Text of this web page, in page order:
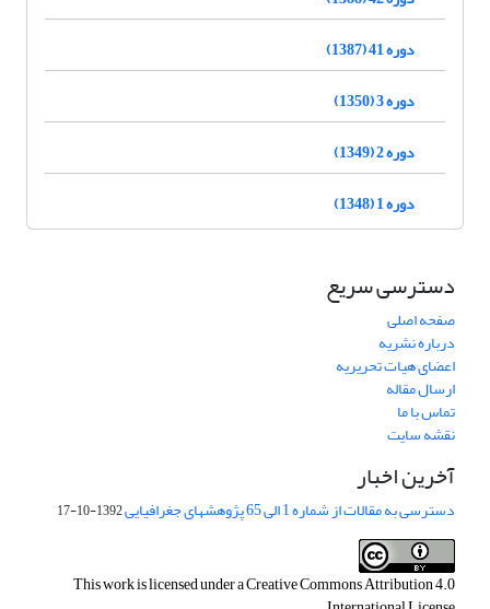
دوره 41 (1387)
دوره 3 (1350)
دوره 2 (1349)
دوره 1 (1348)
دسترسی سریع
صفحه اصلی
درباره نشریه
اعضای هیات تحریریه
ارسال مقاله
تماس با ما
نقشه سایت
آخرین اخبار
دسترسی به مقالات از شماره 1 الی 65 پژوهشهای جغرافیایی 1392-10-17
This work is licensed under aCreative Commons Attribution 4.0